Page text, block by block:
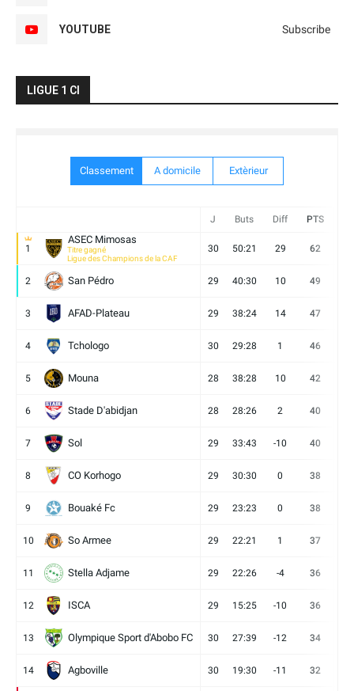
YOUTUBE Subscribe
LIGUE 1 CI
Classement A domicile Extèrieur
J Buts Diff PTS
1
ASEC Mimosas
Titre gagné
Ligue des Champions de la CAF
30 50:21 29 62
2 San Pédro 29 40:30 10 49
3 AFAD-Plateau 29 38:24 14 47
4 Tchologo 30 29:28 1 46
5 Mouna 28 38:28 10 42
6 Stade D'abidjan 28 28:26 2 40
7 Sol 29 33:43 -10 40
8 CO Korhogo 29 30:30 0 38
9 Bouaké Fc 29 23:23 0 38
10 So Armee 29 22:21 1 37
11 Stella Adjame 29 22:26 -4 36
12 ISCA 29 15:25 -10 36
13 Olympique Sport d'Abobo FC 30 27:39 -12 34
14 Agboville 30 19:30 -11 32